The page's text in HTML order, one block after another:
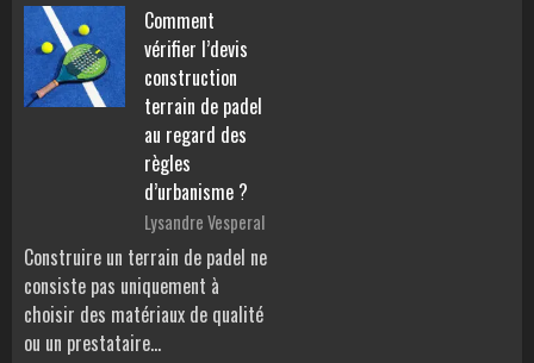
Comment
vérifier l’devis
construction
terrain de padel
au regard des
règles
d’urbanisme ?
Lysandre Vesperal
Construire un terrain de padel ne
consiste pas uniquement à
choisir des matériaux de qualité
ou un prestataire…